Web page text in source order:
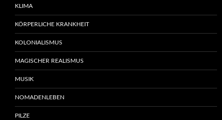
KLIMA
KÖRPERLICHE KRANKHEIT
KOLONIALISMUS
MAGISCHER REALISMUS
MUSIK
NOMADENLEBEN
PILZE